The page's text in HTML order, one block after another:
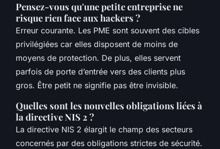
Pensez-vous qu'une petite entreprise ne
risque rien face aux hackers ?
Erreur courante. Les PME sont souvent des cibles
privilégiées car elles disposent de moins de
moyens de protection. De plus, elles servent
parfois de porte d’entrée vers des clients plus
gros. Être petit ne signifie pas être invisible.
Quelles sont les nouvelles obligations liées à
la directive NIS 2 ?
La directive NIS 2 élargit le champ des secteurs
concernés par des obligations strictes de sécurité.